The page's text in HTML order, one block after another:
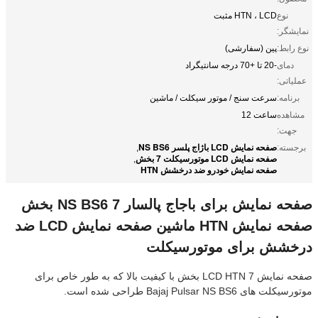
نوع
نمایشگر:
HTN ، LCD مثبت
نوع رابط:پین (سفارشی)
دمای
عملیاتی:
-20 تا +70 درجه سانتیگراد
برنامه:سرعت سنج / موتور سیکلت / ماشین
مشاهده
جهت:
ساعت 12
برجسته:صفحه نمایش LCD باژاج پلسر NS BS6 ,
صفحه نمایش LCD موتورسیکلت 7 بخش ,
صفحه نمایش خودرو ضد درخشش HTN
صفحه نمایش برای باجاج پالسار NS BS6 7 بخش
صفحه نمایش HTN ماشین صفحه نمایش LCD ضد
درخشش برای موتورسیکلت
صفحه نمایش LCD HTN 7 بخش با کیفیت بالا که به طور خاص برای
موتورسیکلت های Bajaj Pulsar NS BS6 طراحی شده است.